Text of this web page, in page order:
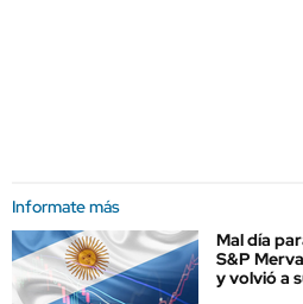
Informate más
Mal día
S&P
y volvió a